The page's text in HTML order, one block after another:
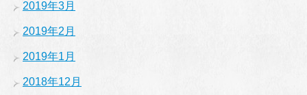
2019年3月
2019年2月
2019年1月
2018年12月